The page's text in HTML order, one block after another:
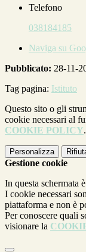
Telefono
038184185
Naviga su
Pubblicato: 28-11-
Tag pagina: Istituto
Questo sito o gli
cookie necessari al
COOKIE POLICY.
Personalizza
Gestione cookie
In questa schermata
I cookie necessari
piattaforma e non è
Per conoscere quali
visionare la